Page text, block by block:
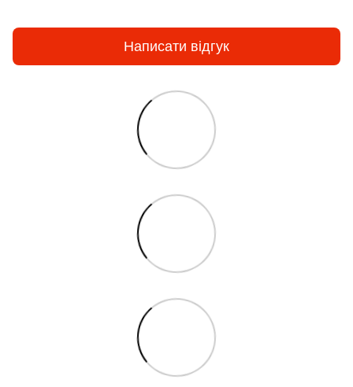
Написати відгук